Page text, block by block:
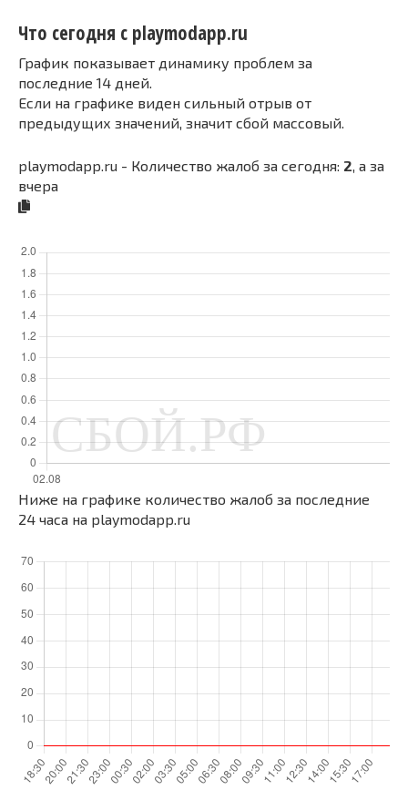
Что сегодня с playmodapp.ru
График показывает динамику проблем за
последние 14 дней.
Если на графике виден сильный отрыв от
предыдущих значений, значит сбой массовый.
playmodapp.ru - Количество жалоб за сегодня: 2 , а за
вчера
Ниже на графике количество жалоб за последние
24 часа на playmodapp.ru